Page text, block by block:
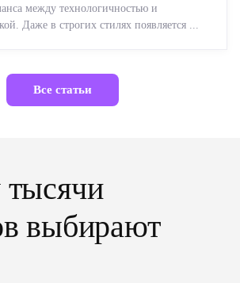
между технологичностью и
Даже в строгих стилях появляется ...
Все статьи
выбирают